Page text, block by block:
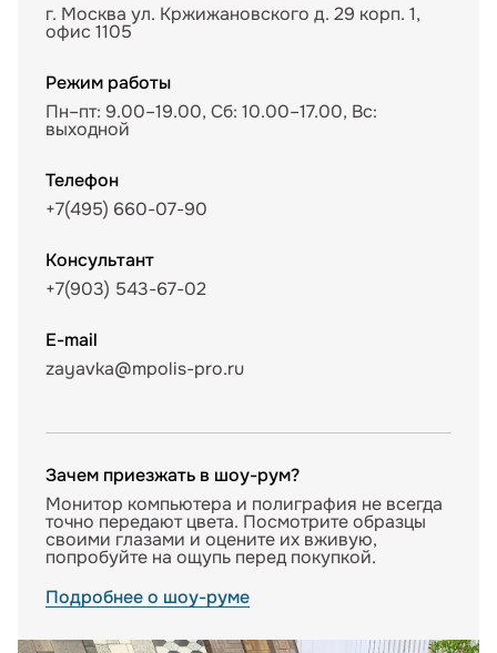
г. Москва ул. Кржижановского д. 29 корп. 1,
офис 1105
Режим работы
Пн–пт: 9.00–19.00, Сб: 10.00–17.00, Вс:
выходной
Телефон
+7(495) 660-07-90
Консультант
+7(903) 543-67-02
E-mail
zayavka@mpolis-pro.ru
Зачем приезжать в шоу-рум?
Монитор компьютера и полиграфия не всегда
точно передают цвета. Посмотрите образцы
своими глазами и оцените их вживую,
попробуйте на ощупь перед покупкой.
Подробнее о шоу-руме